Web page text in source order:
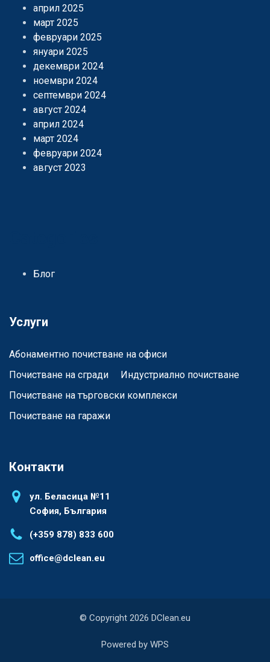
април 2025
март 2025
февруари 2025
януари 2025
декември 2024
ноември 2024
септември 2024
август 2024
април 2024
март 2024
февруари 2024
август 2023
Блог
Услуги
Абонаментно почистване на офиси
Почистване на сгради
Индустриално почистване
Почистване на търговски комплекси
Почистване на гаражи
Контакти
ул. Беласица №11
София, България
(+359 878) 833 600
office@dclean.eu
© Copyright 2026 DClean.eu
Powered by WPS